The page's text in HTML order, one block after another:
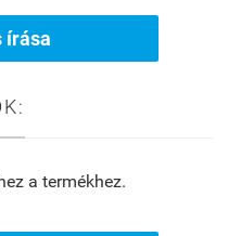
írása
a termékhez.